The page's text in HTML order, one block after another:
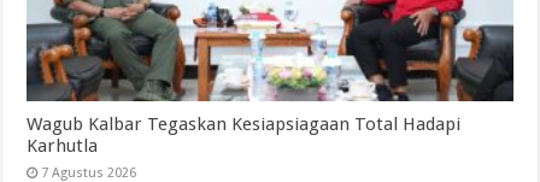
Wagub Kalbar Tegaskan Kesiapsiagaan Total Hadapi
Karhutla
7 Agustus 2026